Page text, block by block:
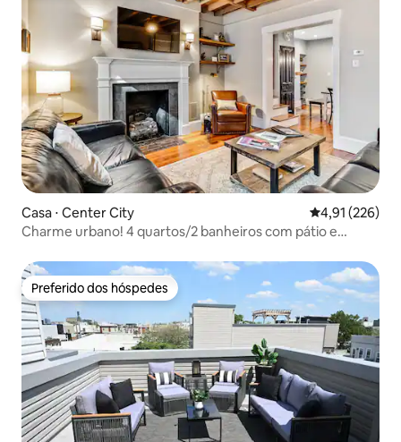
Casa ⋅ Center City 4,91 de uma
4,91 (226)
Charme urbano! 4 quartos/2 banheiros com pátio e
Preferido dos hóspedes
Preferido dos hóspedes